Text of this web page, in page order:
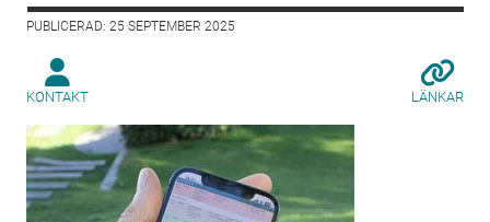
PUBLICERAD: 25 SEPTEMBER 2025
KONTAKT LÄNKAR